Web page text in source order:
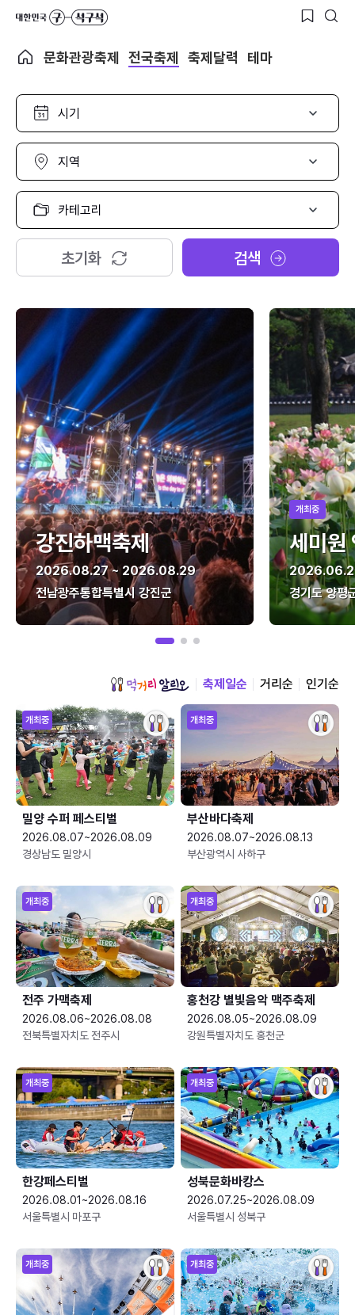
문화관광축제 전국축제 축제달력 테마
시
선
택
지
선
택
카
고
리
택
초기화 검색
강진하맥축제
2026.08.27 ~ 2026.08.29
전남광주통합특별시 강진군
개최중
세미원
경기도 양평
축제일순 거리순 인기순
개최중
밀양 수퍼 페스티벌
2026.08.07~2026.08.09
경상남도 밀양시
개최중
부산바다축제
2026.08.07~2026.08.13
부산광역시 사하구
개최중
전주 가맥축제
2026.08.06~2026.08.08
전북특별자치도 전주시
개최중
홍천강 별빛음악 맥주축제
2026.08.05~2026.08.09
강원특별자치도 홍천군
개최중
한강페스티벌
2026.08.01~2026.08.16
서울특별시 마포구
개최중
성북문화바캉스
2026.07.25~2026.08.09
서울특별시 성북구
개최중 개최중